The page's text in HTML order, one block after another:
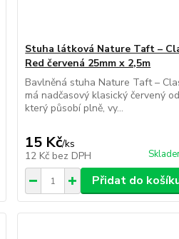
Stuha látková Nature Taft –
Red červená 25mm x 2,5m
Bavlněná stuha Nature Taft –
má nadčasový klasický červený
který působí plně, vy...
15 Kč/ks
12 Kč bez DPH
Přidat do